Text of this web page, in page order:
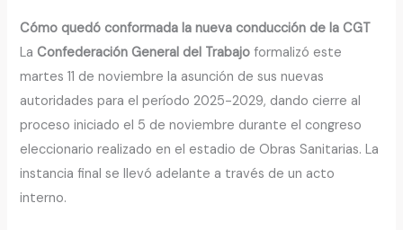
Cómo quedó conformada la nueva conducción de la CGT
LaConfederación General del Trabajo formalizó este
martes 11 de noviembre la asunción de sus nuevas
autoridades para el período 2025-2029, dando cierre al
proceso iniciado el 5 de noviembre durante el congreso
eleccionario realizado en el estadio de Obras Sanitarias. La
instancia final se llevó adelante a través de un acto
interno.